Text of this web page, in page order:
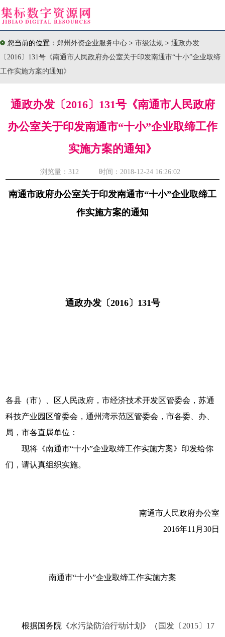
您当前的位置： 郑州外资企业服务中心 > 市级法规 > 通政办发
〔2016〕131号《南通市人民政府办公室关于印发南通市“十小”企业取缔
工作实施方案的通知》
通政办发〔2016〕131号《南通市人民政府
办公室关于印发南通市“十小”企业取缔工作
实施方案的通知》
浏览量： 312 时间：2018-12-24 16:26:02
南通市政府办公室关于印发南通市“十小”企业取缔工
作实施方案的通知
通政办发〔2016〕131号
各县（市）、区人民政府，市经济技术开发区管委会，苏通
科技产业园区管委会，通州湾示范区管委会，市各委、办、
局，市各直属单位：
现将《南通市“十小”企业取缔工作实施方案》印发给你
们，请认真组织实施。
南通市人民政府办公室
2016年11月30日
南通市“十小”企业取缔工作实施方案
根据国务院《水污染防治行动计划 》（ 国发〔2015〕17